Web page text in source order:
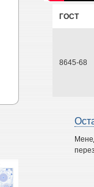
ГОСТ
8645-68